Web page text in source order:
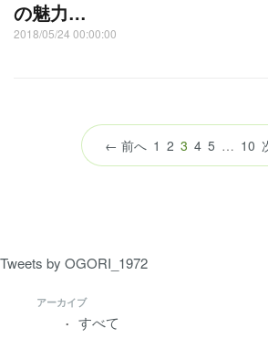
Tweets by OGORI_1972
アーカイブ
すべて
の魅力…
2018/05/24 00:00:00
← 前へ 1 2 3 （こ
の
4 5 … 10